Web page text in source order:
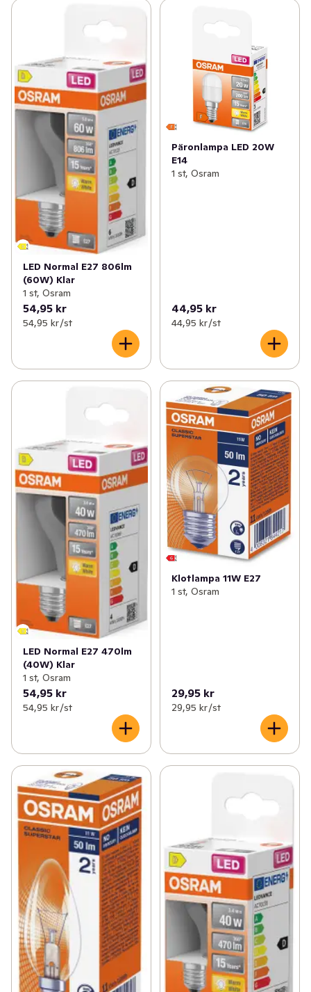
LED Normal E27 806lm
(60W) Klar
1 st, Osram
54,95 kr
54,95 kr /st
Päronlampa LED 20W
E14
1 st, Osram
44,95 kr
44,95 kr /st
LED Normal E27 470lm
(40W) Klar
1 st, Osram
54,95 kr
54,95 kr /st
Klotlampa 11W E27
1 st, Osram
29,95 kr
29,95 kr /st